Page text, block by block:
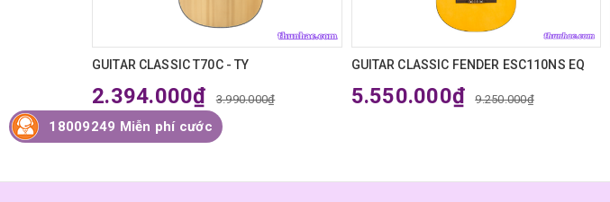
GUITAR CLASSIC T70C - TY
2.394.000₫ 3.990.000₫
GUITAR CLASSIC FENDER ESC110NS EQ
5.550.000₫ 9.250.000₫
18009249 Miễn phí cước